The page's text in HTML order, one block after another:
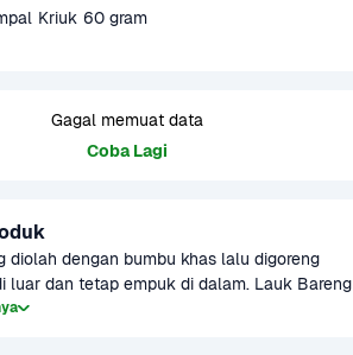
Kriuk 60 gram
Gagal memuat data
Coba Lagi
diolah dengan bumbu khas lalu digoreng
luar dan tetap empuk di dalam. Lauk Bareng
sebagai lauk pendamping nasi hangat atau